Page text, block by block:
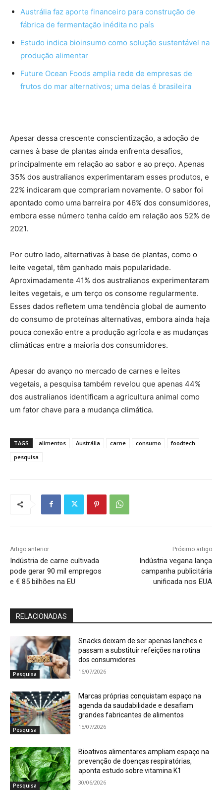
Austrália faz aporte financeiro para construção de
fábrica de fermentação inédita no país
Estudo indica bioinsumo como solução sustentável na
produção alimentar
Future Ocean Foods amplia rede de empresas de
frutos do mar alternativos; uma delas é brasileira
Apesar dessa crescente conscientização, a adoção de
carnes à base de plantas ainda enfrenta desafios,
principalmente em relação ao sabor e ao preço. Apenas
35% dos australianos experimentaram esses produtos, e
22% indicaram que comprariam novamente. O sabor foi
apontado como uma barreira por 46% dos consumidores,
embora esse número tenha caído em relação aos 52% de
2021.
Por outro lado, alternativas à base de plantas, como o
leite vegetal, têm ganhado mais popularidade.
Aproximadamente 41% dos australianos experimentaram
leites vegetais, e um terço os consome regularmente.
Esses dados refletem uma tendência global de aumento
do consumo de proteínas alternativas, embora ainda haja
pouca conexão entre a produção agrícola e as mudanças
climáticas entre a maioria dos consumidores.
Apesar do avanço no mercado de carnes e leites
vegetais, a pesquisa também revelou que apenas 44%
dos australianos identificam a agricultura animal como
um fator chave para a mudança climática.
TAGS alimentos Austrália carne consumo
foodtech
pesquisa
Artigo anterior
Indústria de carne cultivada
pode gerar 90 mil empregos
e € 85 bilhões na EU
Próximo artigo
Indústria vegana lança
campanha publicitária
unificada nos EUA
RELACIONADAS
Pesquisa
Snacks deixam de ser apenas lanches e
passam a substituir refeições na rotina
dos consumidores
16/07/2026
Pesquisa
Marcas próprias conquistam espaço na
agenda da saudabilidade e desafiam
grandes fabricantes de alimentos
15/07/2026
Pesquisa
Bioativos alimentares ampliam espaço na
prevenção de doenças respiratórias,
aponta estudo sobre vitamina K1
30/06/2026